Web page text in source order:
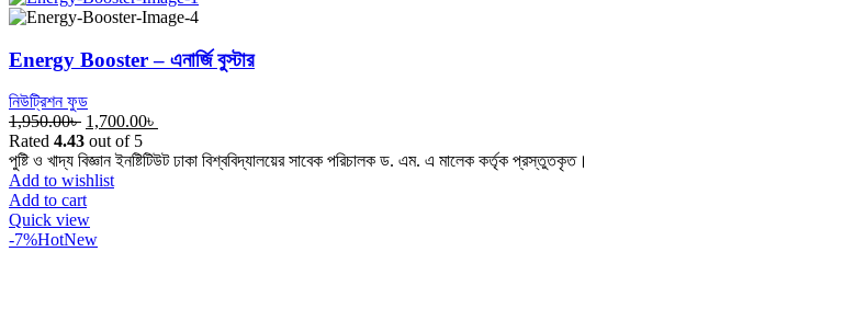
Energy Booster – এনার্জি বুস্টার
নিউট্রিশন ফুড
1,950.00৳ Original
price
was:
1,950.00৳ .
1,700.00৳
is:
Rated 4.43 out of 5
পুষ্টি ও খাদ্য বিজ্ঞান ইনষ্টিটিউট ঢাকা বিশ্ববিদ্যালয়ের সাবেক পরিচালক ড. এম. এ মালেক কর্তৃক প্রস্তুতকৃত।
Add to wishlist
Add to cart
Quick view
-7%HotNew